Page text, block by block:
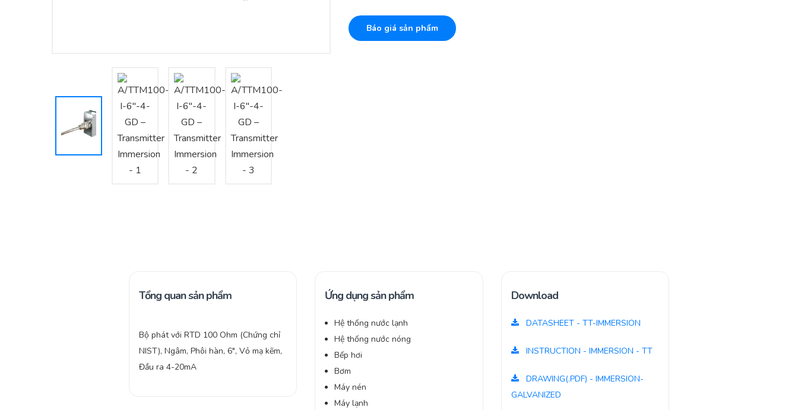
Báo giá sản phẩm
Tổng quan sản phẩm
Bộ phát với RTD 100 Ohm (Chứng chỉ
NIST), Ngâm, Phôi hàn, 6″, Vỏ mạ kẽm,
Đầu ra 4-20mA
Ứng dụng sản phẩm
Hệ thống nước lạnh
Hệ thống nước nóng
Bếp hơi
Bơm
Máy nén
Máy lạnh
Download
DATASHEET - TT-IMMERSION
INSTRUCTION - IMMERSION - TT
DRAWING(.PDF) - IMMERSION-
GALVANIZED